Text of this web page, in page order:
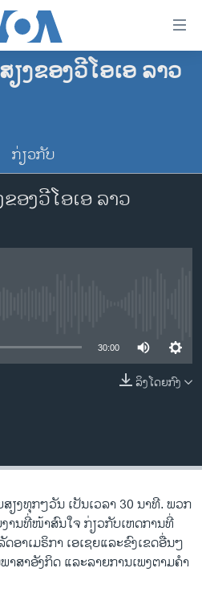
ະຫະລັດ 2024
ງຂອງວີໂອເອ ລາວ
ສ
ກ່ຽວກັບ
ອງວີໂອເອ ລາວ
30:00
ລິງໂດຍກົງ
ຽງ​ທຸກໆ​ວັນ ​ເປັນ​ເວລາ 30 ນາທີ. ພວກ​
ານ​ທີ່​ໜ້າ​ສົນ​ໃຈ ກ່ຽວກັບ​​ເຫດການ​​ທີ່​
ອ​າ​ເມ​ຣິ​ກາ ​ເອ​ເຊຍ​ແລະ​ຂົງເຂດ​ອື່ນໆ​
ສາ​ອັງກິດ ​ແລະ​ລາຍການ​ເພງ​ຕາມ​ຄຳ​